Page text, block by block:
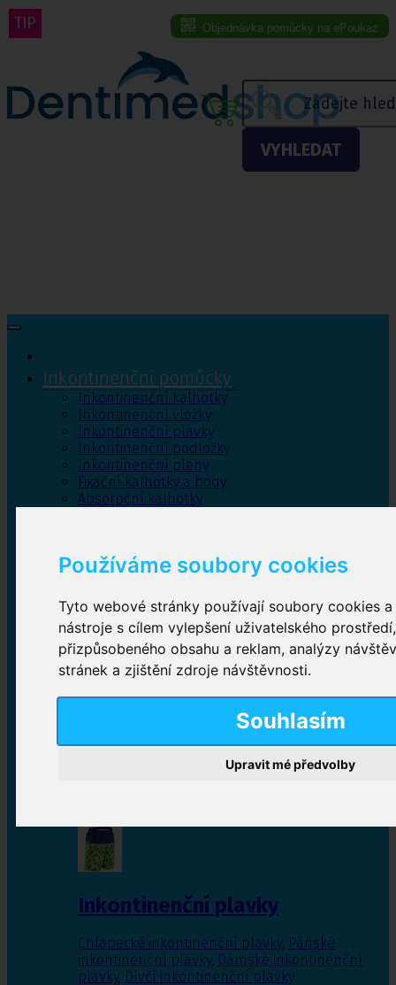
Používáme soubory cookies
Tyto webové stránky používají soubory cookies
nástroje s cílem vylepšení uživatelského
přizpůsobeného obsahu a reklam, analýzy
stránek a zjištění zdroje návštěvnosti.
Souhlasím
Upravit mé předvolby
Objednávka pomůcky na ePoukaz
VYHLEDAT
Menu eshopu
Inkontinenční pomůcky
Inkontinenční kalhotky
Inkontinenční vložky
Inkontinenční plavky
Inkontinenční podložky
Inkontinenční pleny
Fixační kalhotky a body
Absorpční kalhotky
Inkontinenční kalhotky
Plenkové kalhotky navlékací,Plenkové kalhotky
zalepovací,Inkontinenční kalhotky dámské
Inkontinenční vložky
Inkontinenční plavky
Chlapecké inkontinenční plavky, Pánské
inkontinenční plavky, Dámské inkontinenční
plavky, Dívčí inkontinenční plavky
TIP